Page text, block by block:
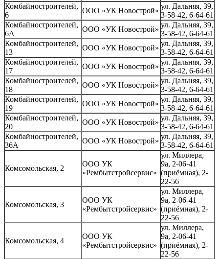
Комбайностроителей,
6
ООО «УК Новострой»
ул. Дальняя, 39,
3-58-42, 6-64-61
Комбайностроителей,
6А
ООО «УК Новострой»
ул. Дальняя, 39,
3-58-42, 6-64-61
Комбайностроителей,
13
ООО «УК Новострой»
ул. Дальняя, 39,
3-58-42, 6-64-61
Комбайностроителей,
17
ООО «УК Новострой»
ул. Дальняя, 39,
3-58-42, 6-64-61
Комбайностроителей,
18
ООО «УК Новострой»
ул. Дальняя, 39,
3-58-42, 6-64-61
Комбайностроителей,
19
ООО «УК Новострой»
ул. Дальняя, 39,
3-58-42, 6-64-61
Комбайностроителей,
20
ООО «УК Новострой»
ул. Дальняя, 39,
3-58-42, 6-64-61
Комбайностроителей,
36А
ООО «УК Новострой»
ул. Дальняя, 39,
3-58-42, 6-64-61
Комсомольская, 2
ООО УК
«Рембытстройсервис»
ул. Миллера,
9а, 2-06-41
(приёмная), 2-
22-56
Комсомольская, 3
ООО УК
«Рембытстройсервис»
ул. Миллера,
9а, 2-06-41
(приёмная), 2-
22-56
Комсомольская, 4
ООО УК
«Рембытстройсервис»
ул. Миллера,
9а, 2-06-41
(приёмная), 2-
22-56